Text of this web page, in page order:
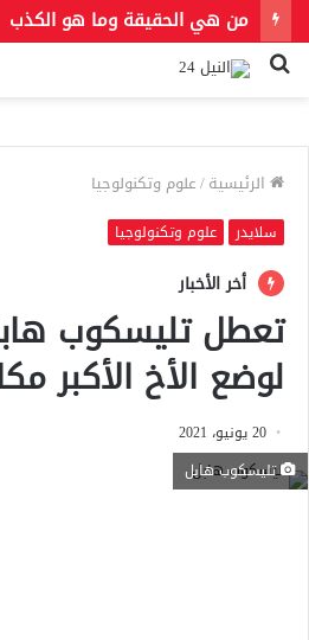
من هي الحقيقة وما هو الكذب
بحث
الرئيسية/علوم وتكنولوجيا
سلايدر علوم وتكنولوجيا
أخر الأخبار
تعطل تليسكوب
لوضع الأخ الأكبر
20 يونيو، 2021
تليسكوب هابل